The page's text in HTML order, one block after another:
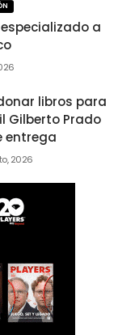
especializado a
libros para
Gilberto Prado
entrega
2026